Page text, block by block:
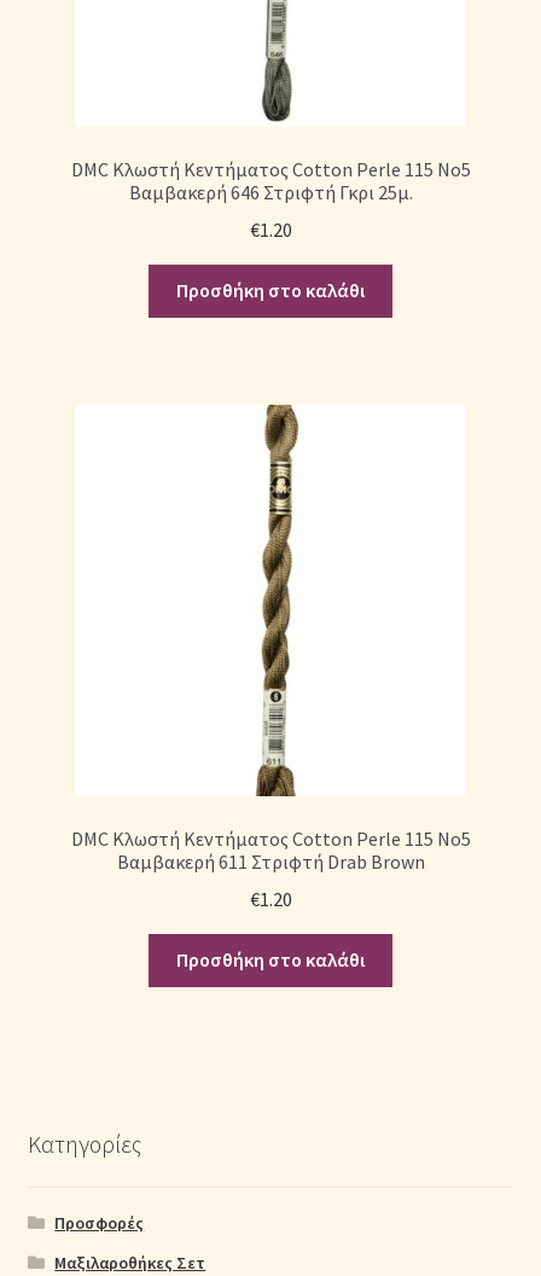
DMC Κλωστή Κεντήματος Cotton Perle 115 No5
Βαμβακερή 646 Στριφτή Γκρι 25μ.
€1.20
Προσθήκη στο καλάθι
DMC Κλωστή Κεντήματος Cotton Perle 115 No5
Βαμβακερή 611 Στριφτή Drab Brown
€1.20
Προσθήκη στο καλάθι
Κατηγορίες
Προσφορές
Μαξιλαροθήκες Σετ